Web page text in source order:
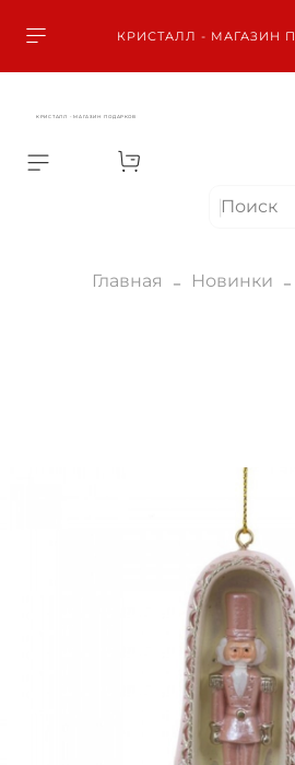
КРИСТАЛЛ - МАГАЗИН
КРИСТАЛЛ - МАГАЗИН ПОДАРКОВ
Главная Новинки